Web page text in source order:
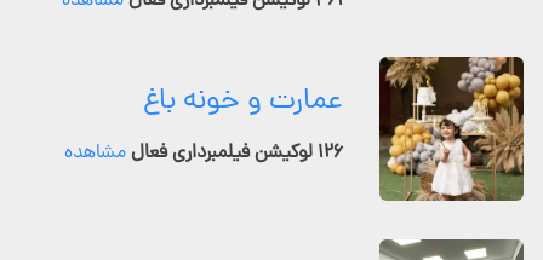
عمارت و خونه باغ
۱۲۶ لوکیشن فیلمبرداری فعال مشاهده